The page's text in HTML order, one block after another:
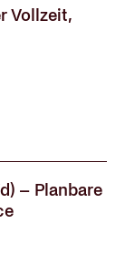
Vollzeit,
– Planbare